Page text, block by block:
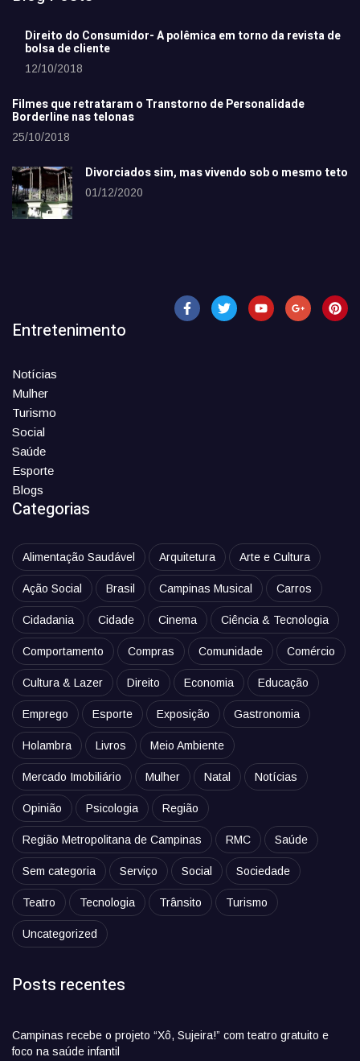
Direito do Consumidor- A polêmica em torno da revista de
bolsa de cliente
12/10/2018
Filmes que retrataram o Transtorno de Personalidade
Borderline nas telonas
25/10/2018
Divorciados sim, mas vivendo sob o mesmo teto
01/12/2020
Entretenimento
Notícias
Mulher
Turismo
Social
Saúde
Esporte
Blogs
Categorias
Alimentação Saudável Arquitetura Arte e Cultura
Ação Social Brasil Campinas Musical Carros
Cidadania Cidade Cinema Ciência & Tecnologia
Comportamento Compras Comunidade Comércio
Cultura & Lazer Direito Economia Educação
Emprego Esporte Exposição Gastronomia
Holambra Livros Meio Ambiente
Mercado Imobiliário Mulher Natal Notícias
Opinião Psicologia Região
Região Metropolitana de Campinas RMC Saúde
Sem categoria Serviço Social Sociedade
Teatro Tecnologia Trânsito Turismo
Uncategorized
Posts recentes
Campinas recebe o projeto “Xô, Sujeira!” com teatro gratuito e
foco na saúde infantil